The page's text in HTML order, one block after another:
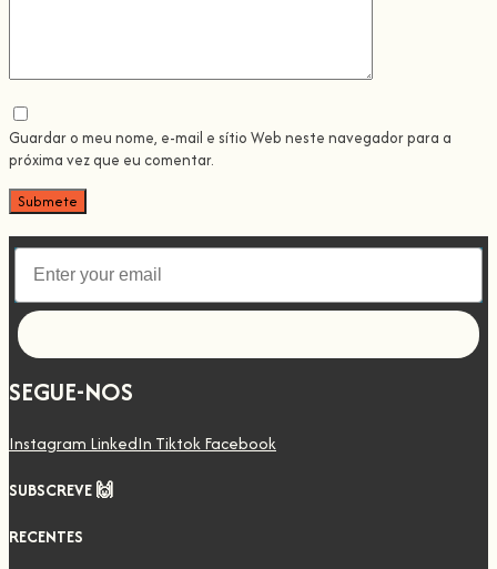
Guardar o meu nome, e-mail e sítio Web neste navegador para a
próxima vez que eu comentar.
SEGUE-NOS
Instagram LinkedIn TiktokFacebook
SUBSCREVE 🙌
RECENTES